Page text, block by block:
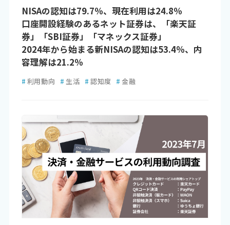
NISAの認知は79.7％、現在利用は24.8％
口座開設経験のあるネット証券は、「楽天証
券」「SBI証券」「マネックス証券」
2024年から始まる新NISAの認知は53.4％、内
容理解は21.2％
# 利用動向 # 生活 # 認知度 # 金融